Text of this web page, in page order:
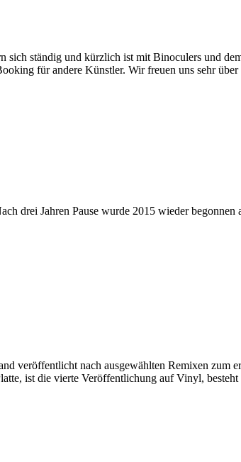
ständig und kürzlich ist mit Binoculers und
für andere Künstler. Wir freuen uns sehr
Jahren Pause wurde 2015 wieder begonnen
nach ausgewählten Remixen zum
ist die vierte Veröffentlichung auf Vinyl,